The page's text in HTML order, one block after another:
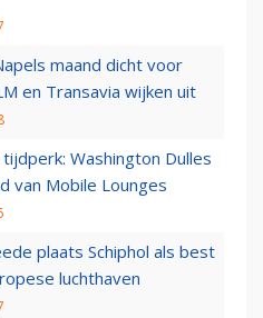
maand dicht voor
en Transavia wijken uit
Washington Dulles
van Mobile Lounges
plaats Schiphol als best
luchthaven